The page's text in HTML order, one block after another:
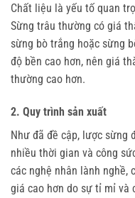
Chất liệu là yếu tố quan
Sừng trâu thường có giá
sừng bò trắng hoặc sừng
độ bền cao hơn, nên giá
thường cao hơn.
2. Quy trình sản xuất
Như đã đề cập, lược sừng
nhiều thời gian và công
các nghệ nhân lành nghề,
giá cao hơn do sự tỉ mỉ và